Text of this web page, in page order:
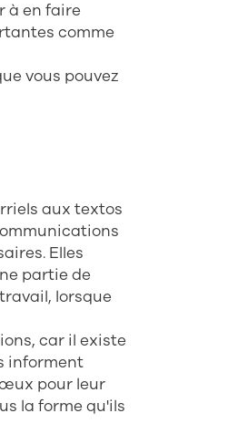
à en faire
comme
vous pouvez
aux textos
Elles
partie de
lorsque
car il existe
informent
pour leur
la forme qu'ils